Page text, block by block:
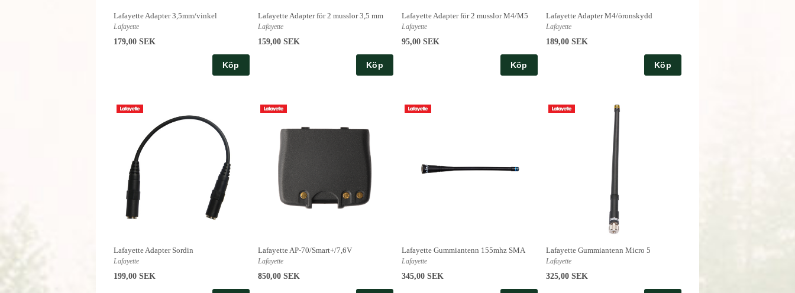
Lafayette Adapter 3,5mm/vinkel
Lafayette
179,00 SEK
Köp
Lafayette Adapter för 2 musslor 3,5 mm
Lafayette
159,00 SEK
Köp
Lafayette Adapter för 2 musslor M4/M5
Lafayette
95,00 SEK
Köp
Lafayette Adapter M4/öronskydd
Lafayette
189,00 SEK
Köp
Lafayette Adapter Sordin
Lafayette
199,00 SEK
Lafayette AP-70/Smart+/7,6V
Lafayette
850,00 SEK
Lafayette Gummiantenn 155mhz SMA
Lafayette
345,00 SEK
Lafayette Gummiantenn Micro 5
Lafayette
325,00 SEK